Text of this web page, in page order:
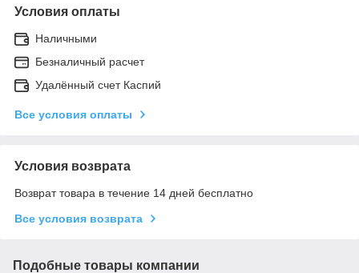
Условия оплаты
Наличными
Безналичный расчет
Удалённый счет Каспий
Все условия оплаты
Условия возврата
Возврат товара в течение 14 дней бесплатно
Все условия возврата
Подобные товары компании